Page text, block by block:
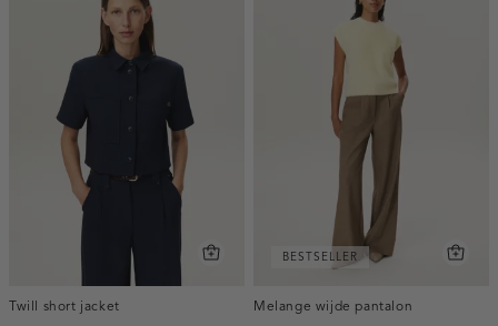
Twill short jacket
BESTSELLER
Melange wijde pantalon